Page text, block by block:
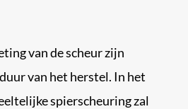
van de scheur zijn
van het herstel. In het
spierscheuring zal